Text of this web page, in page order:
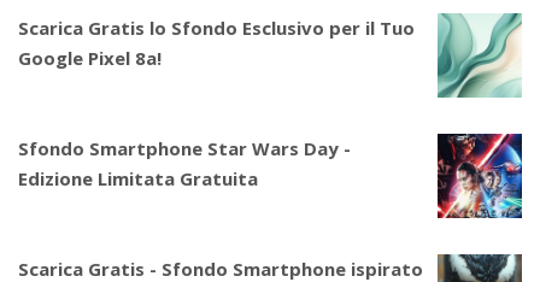
Scarica Gratis lo Sfondo Esclusivo per il Tuo
Google Pixel 8a!
Sfondo Smartphone Star Wars Day -
Edizione Limitata Gratuita
Scarica Gratis - Sfondo Smartphone ispirato